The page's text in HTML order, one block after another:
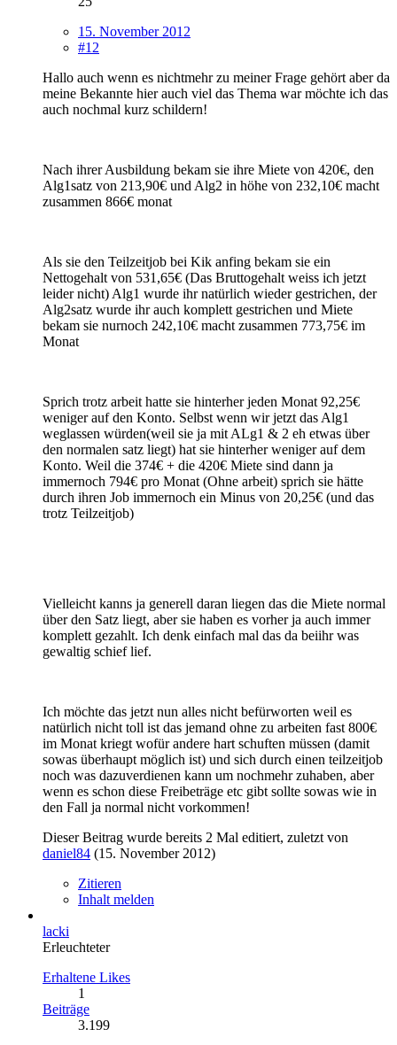
15. November 2012
#12
Hallo auch wenn es nichtmehr zu meiner Frage gehört aber da
meine Bekannte hier auch viel das Thema war möchte ich das
auch nochmal kurz schildern!
Nach ihrer Ausbildung bekam sie ihre Miete von 420€, den
Alg1satz von 213,90€ und Alg2 in höhe von 232,10€ macht
zusammen 866€ monat
Als sie den Teilzeitjob bei Kik anfing bekam sie ein
Nettogehalt von 531,65€ (Das Bruttogehalt weiss ich jetzt
leider nicht) Alg1 wurde ihr natürlich wieder gestrichen, der
Alg2satz wurde ihr auch komplett gestrichen und Miete
bekam sie nurnoch 242,10€ macht zusammen 773,75€ im
Monat
Sprich trotz arbeit hatte sie hinterher jeden Monat 92,25€
weniger auf den Konto. Selbst wenn wir jetzt das Alg1
weglassen würden(weil sie ja mit ALg1 & 2 eh etwas über
den normalen satz liegt) hat sie hinterher weniger auf dem
Konto. Weil die 374€ + die 420€ Miete sind dann ja
immernoch 794€ pro Monat (Ohne arbeit) sprich sie hätte
durch ihren Job immernoch ein Minus von 20,25€ (und das
trotz Teilzeitjob)
Vielleicht kanns ja generell daran liegen das die Miete normal
über den Satz liegt, aber sie haben es vorher ja auch immer
komplett gezahlt. Ich denk einfach mal das da beiihr was
gewaltig schief lief.
Ich möchte das jetzt nun alles nicht befürworten weil es
natürlich nicht toll ist das jemand ohne zu arbeiten fast 800€
im Monat kriegt wofür andere hart schuften müssen (damit
sowas überhaupt möglich ist) und sich durch einen teilzeitjob
noch was dazuverdienen kann um nochmehr zuhaben, aber
wenn es schon diese Freibeträge etc gibt sollte sowas wie in
den Fall ja normal nicht vorkommen!
Dieser Beitrag wurde bereits 2 Mal editiert, zuletzt von
daniel84 (15. November 2012)
Zitieren
Inhalt melden
lacki
Erleuchteter
Erhaltene Likes
1
Beiträge
3.199